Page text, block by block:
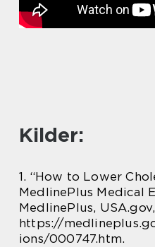
Kilder:
1. “How to Lower
MedlinePlus Medical
MedlinePlus,
https://
ions/000747.htm.